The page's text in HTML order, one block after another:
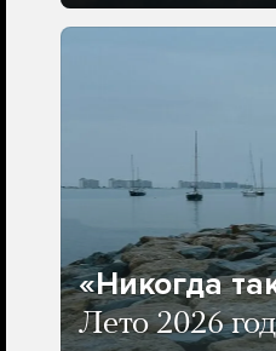
«Никогда
Лето 2026